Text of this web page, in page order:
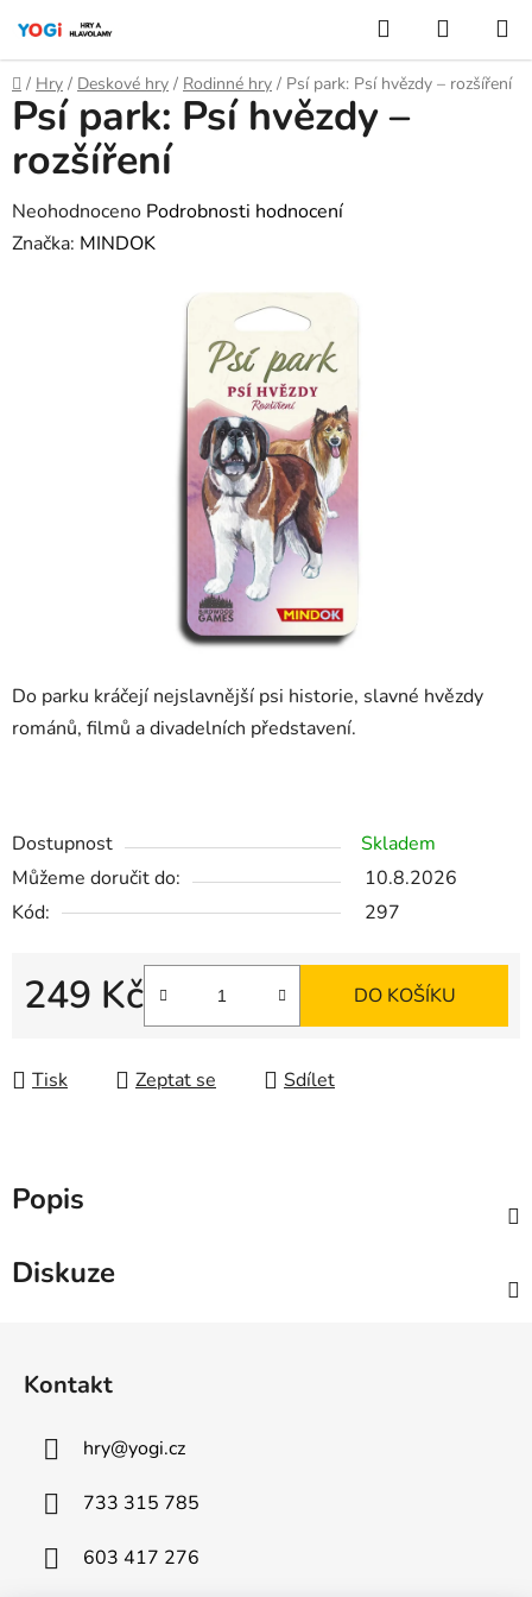
obsah
Hledat
KOŠÍK
Domů
/ Hry / Deskové hry / Rodinné hry / Psí park: Psí hvězdy – rozšíření
Do parku kráčejí nejslavnější psi historie, slavné hvězdy
románů, filmů a divadelních představení.
Dostupnost
Skladem
Můžeme doručit do:
10.8.2026
Kód:
297
249 Kč DO KOŠÍKU
Tisk Zeptat se Sdílet
Psí park: Psí hvězdy –
rozšíření
Průměrné
hodnocení
Neohodnoceno Podrobnosti hodnocení
Značka: MINDOK
Popis
Diskuze
Kontakt
hry@yogi.cz
733 315 785
603 417 276